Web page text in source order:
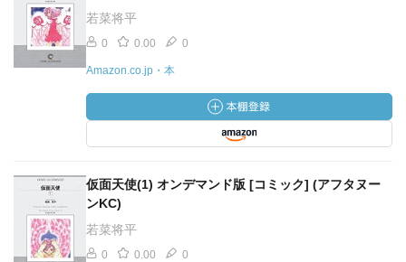
若菜将平
0 0.00 0
Amazon.co.jp・本
仮面天使(1) オンデマンド版 [コミック] (アフタヌー
ンKC)
若菜将平
0 0.00 0